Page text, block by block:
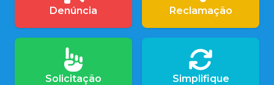
Denúncia Reclamação
Solicitação Simplifique